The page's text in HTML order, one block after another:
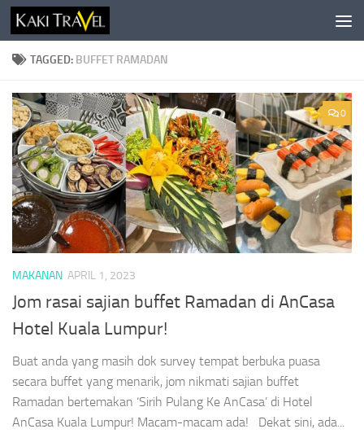
Skip to content
TAGGED: BUFFET RAMADAN
0
MAKANAN APRIL 1, 2023
Jom rasai sajian buffet Ramadan di AnCasa
Hotel Kuala Lumpur!
Buat anda yang masih dok survey tempat berbuka puasa
secara buffet yang menarik, jom nikmati sajian buffet
Ramadan bertemakan ‘Sirih Pulang Ke AnCasa’ di Hotel
AnCasa Kuala Lumpur! Macam-macam ada! Dekat sini, ada...